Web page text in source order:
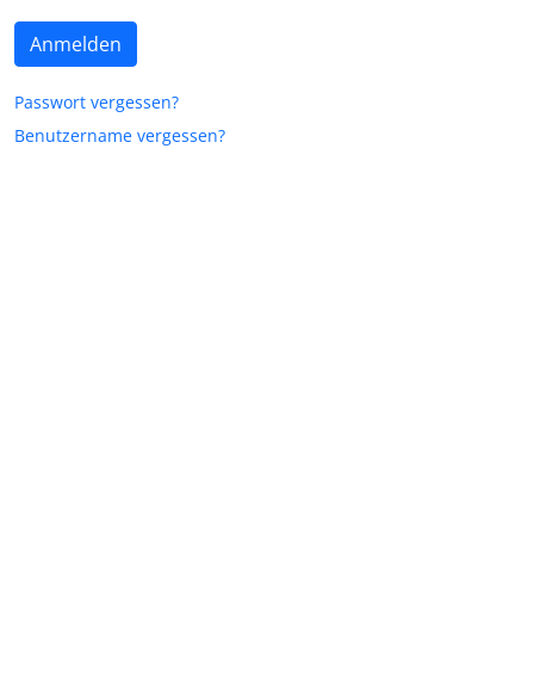
Anmelden
Passwort vergessen?
Benutzername vergessen?